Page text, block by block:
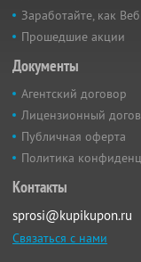
Заработайте, как
Прошедшие акции
Документы
Агентский договор
Лицензионный
Публичная оферта
Политика
Контакты
sprosi@kupikupon.ru
Связаться с нами